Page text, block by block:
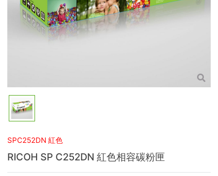
SPC252DN 紅色
RICOH SP C252DN 紅色相容碳粉匣